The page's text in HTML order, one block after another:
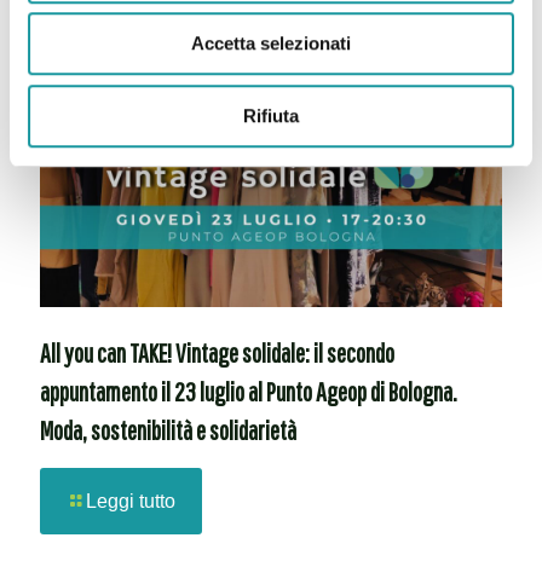
Accetta selezionati
Rifiuta
All you can TAKE! Vintage solidale: il secondo
appuntamento il 23 luglio al Punto Ageop di Bologna.
Moda, sostenibilità e solidarietà
Leggi tutto